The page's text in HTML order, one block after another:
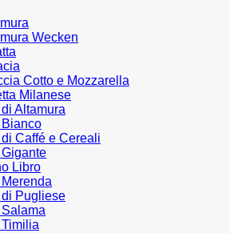
Wecken
Cotto e Mozzarella
Milanese
Altamura
Bianco
Caffé e Cereali
Libro
di Pugliese